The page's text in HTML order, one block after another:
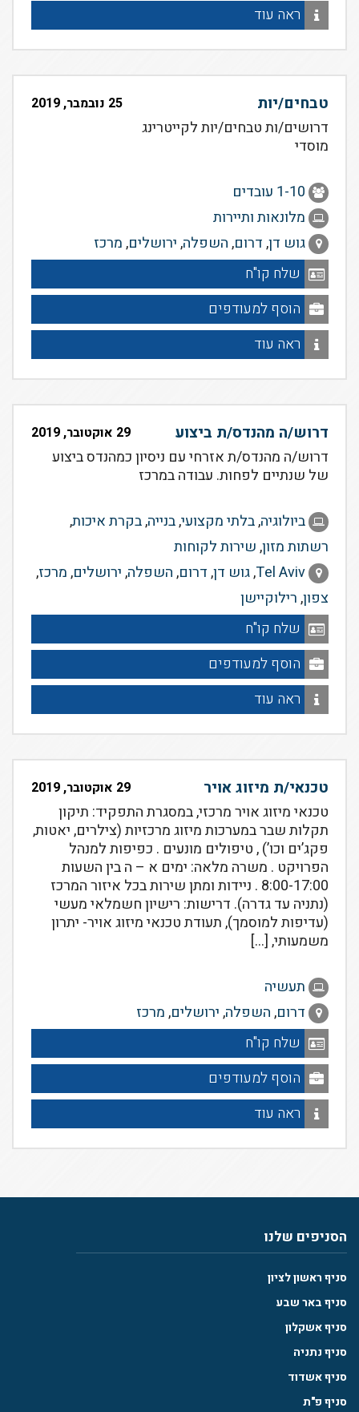
ראה עוד
טבחים/יות 25 נובמבר, 2019
דרושים/ות טבחים/יות לקייטרינג
מוסדי
1-10 עובדים
מלונאות ותיירות
גוש דן,דרום,השפלה,ירושלים,מרכז
שלח קו"ח
הוסף למעודפים
ראה עוד
דרוש/ה מהנדס/ת ביצוע 29 אוקטובר, 2019
דרוש/ה מהנדס/ת אזרחי עם ניסיון כמהנדס ביצוע
של שנתיים לפחות. עבודה במרכז
ביולוגיה,בלתי מקצועי,בנייה,בקרת איכות,
רשתות מזון,שירות לקוחות
Tel Aviv
,גוש דן,דרום,השפלה,ירושלים,מרכז,
צפון,רילוקיישן
שלח קו"ח
הוסף למעודפים
ראה עוד
טכנאי/ת מיזוג אויר 29 אוקטובר, 2019
טכנאי מיזוג אויר מרכזי, במסגרת התפקיד: תיקון
תקלות שבר במערכות מיזוג מרכזיות (צילרים, יאטות,
פקג’ים וכו’) , טיפולים מונעים . כפיפות למנהל
הפרויקט . משרה מלאה: ימים א – ה בין השעות
8:00-17:00 . ניידות ומתן שירות בכל איזור המרכז
(נתניה עד גדרה). דרישות: רישיון חשמלאי מעשי
(עדיפות למוסמך), תעודת טכנאי מיזוג אויר- יתרון
משמעותי, […]
תעשיה
דרום,השפלה,ירושלים,מרכז
שלח קו"ח
הוסף למעודפים
ראה עוד
הסניפים שלנו
סניף ראשון לציון
סניף באר שבע
סניף אשקלון
סניף נתניה
סניף אשדוד
סניף פ"ת